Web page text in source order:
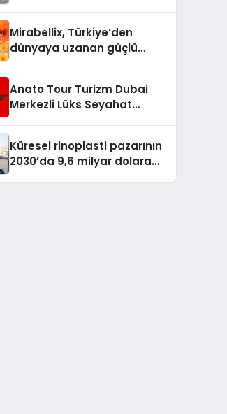
Mirabellix, Türkiye’den
dünyaya uzanan güçlü
Anato Tour Turizm Dubai
Merkezli Lüks Seyahat
Küresel rinoplasti pazarının
2030’da 9,6 milyar dolara